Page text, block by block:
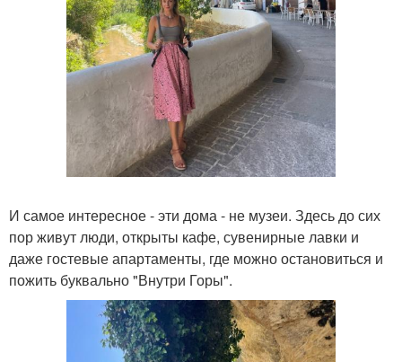
И самое интересное - эти дома - не музеи. Здесь до сих
пор живут люди, открыты кафе, сувенирные лавки и
даже гостевые апартаменты, где можно остановиться и
пожить буквально "Внутри Горы".